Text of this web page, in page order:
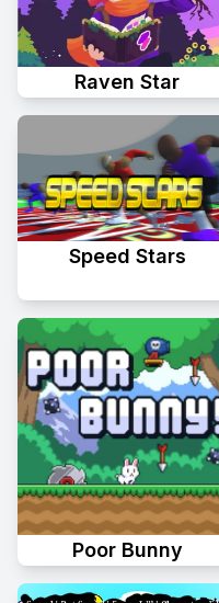
Raven Star
Speed Stars
Poor Bunny